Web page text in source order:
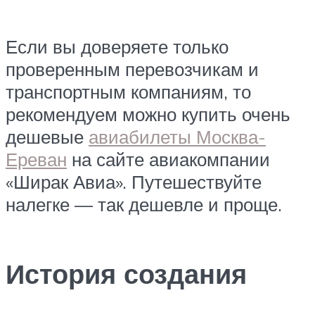
Если вы доверяете только
проверенным перевозчикам и
транспортным компаниям, то
рекомендуем можно купить очень
дешевые авиабилеты Москва-
Ереван на сайте авиакомпании
«Ширак Авиа». Путешествуйте
налегке — так дешевле и проще.
История создания